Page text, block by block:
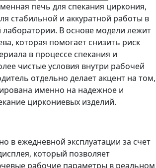
печь для спекания циркония,
стабильной и аккуратной работы в
лаборатории. В основе модели лежит
которая помогает снизить риск
в процессе спекания и
чистые условия внутри рабочей
отдельно делает акцент на том,
именно на надежное и
циркониевых изделий.
в ежедневной эксплуатации за счет
который позволяет
рабочие параметры в реальном